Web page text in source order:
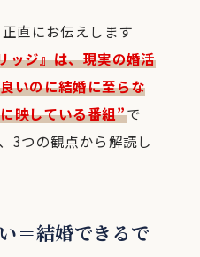
直にお伝えします
ッジ』は、現実の婚活
いのに結婚に至らな
映している番組”で
3つの観点から解読し
＝結婚できるで